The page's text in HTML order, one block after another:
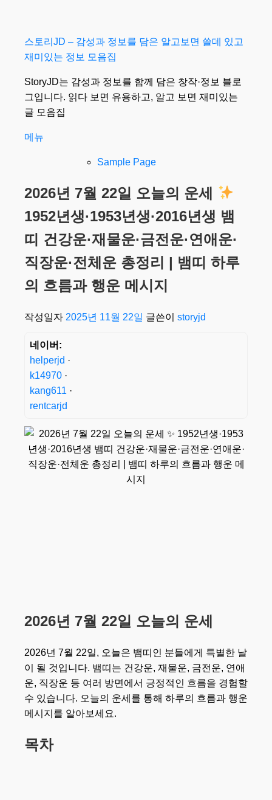
내
용
로
바
로
가
스토리JD – 감성과 정보를 담은 알고보면 쓸데 있고
재미있는 정보 모음집
StoryJD는 감성과 정보를 함께 담은 창작·정보 블로
그입니다. 읽다 보면 유용하고, 알고 보면 재미있는
글 모음집
메뉴
Sample Page
2026년 7월 22일 오늘의 운세
1952년생·1953년생·2016년생 뱀
띠 건강운·재물운·금전운·연애운·
직장운·전체운 총정리 | 뱀띠 하루
의 흐름과 행운 메시지
작성일자 2025년 11월 22일 글쓴이 storyjd
네이버:
helperjd ·
k14970 ·
kang611 ·
rentcarjd
2026년 7월 22일 오늘의 운세
2026년 7월 22일, 오늘은 뱀띠인 분들에게 특별한 날
이 될 것입니다. 뱀띠는 건강운, 재물운, 금전운, 연애
운, 직장운 등 여러 방면에서 긍정적인 흐름을 경험할
수 있습니다. 오늘의 운세를 통해 하루의 흐름과 행운
메시지를 알아보세요.
목차